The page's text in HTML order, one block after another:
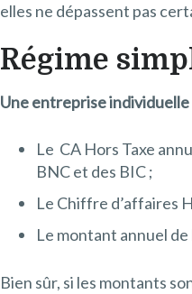
elles ne dépassent pas
Régime
Une entreprise
Le CA Hors Taxe
BNC et des BIC ;
Le Chiffre d’affaires
Le montant annuel de
Bien sûr, si les montants